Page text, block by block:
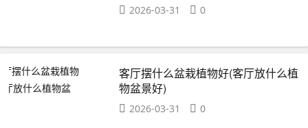
2026-03-31 0
客厅摆什么盆栽植物好(客厅放什么植
物盆景好)
2026-03-31 0